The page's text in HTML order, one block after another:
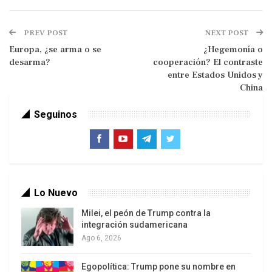
podré estar con ustedes en persona. Sin embargo,
escribiré un texto y lo publicaré antes de abril para
conocer mi opinión. Gracias por la invitación”.
Francamente (más allá de mi fragilidad física), no
PREV POST
Europa, ¿se arma o se
desarma?
NEXT POST
¿Hegemonía o
cooperación? El contraste
entre Estados Unidos y
China
Seguinos
Lo Nuevo
Milei, el peón de Trump contra la
integración sudamericana
Ago 6, 2026
Egopolítica: Trump pone su nombre en